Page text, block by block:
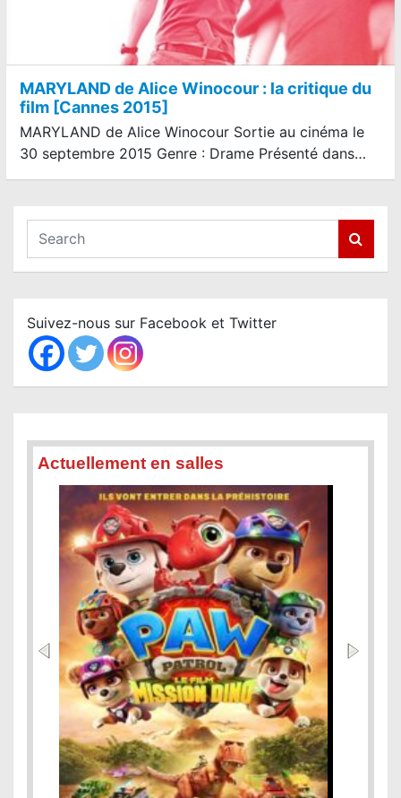
MARYLAND de Alice Winocour : la critique du
film [Cannes 2015]
MARYLAND de Alice Winocour Sortie au cinéma le
30 septembre 2015 Genre : Drame Présenté dans…
a
c
h
Suivez-nous sur Facebook et Twitter
Actuellement en salles